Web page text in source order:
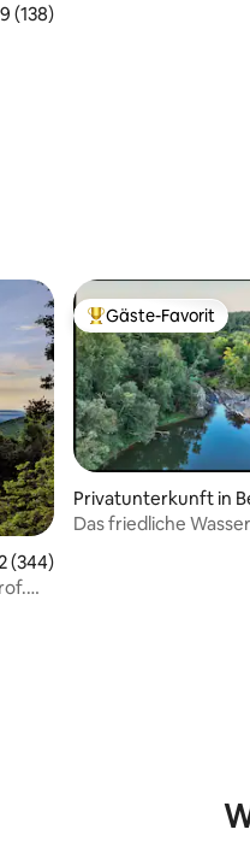
Bewertung:
(138)
Bewertung:
(344)
Beliebter Gäste-
Gäste-Favorit
Privatunterkunft in
Springs
Das friedliche